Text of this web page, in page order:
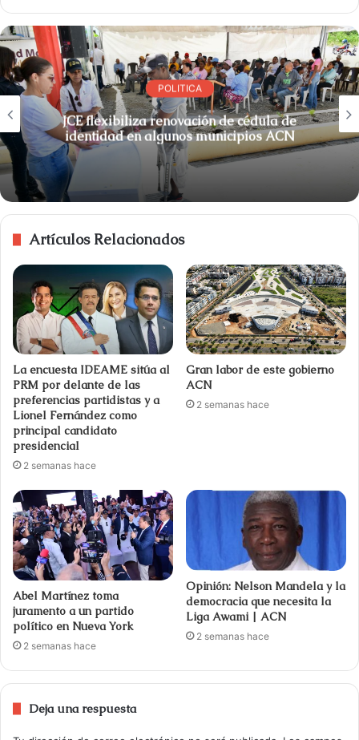
POLITICA
JCE flexibiliza renovación de cédula de
identidad en algunos municipios ACN
Artículos Relacionados
La encuesta IDEAME sitúa al
PRM por delante de las
preferencias partidistas y a
Lionel Fernández como
principal candidato
presidencial
2 semanas hace
Gran labor de este gobierno
ACN
2 semanas hace
Abel Martínez toma
juramento a un partido
político en Nueva York
2 semanas hace
Opinión: Nelson Mandela y la
democracia que necesita la
Liga Awami | ACN
2 semanas hace
Deja una respuesta